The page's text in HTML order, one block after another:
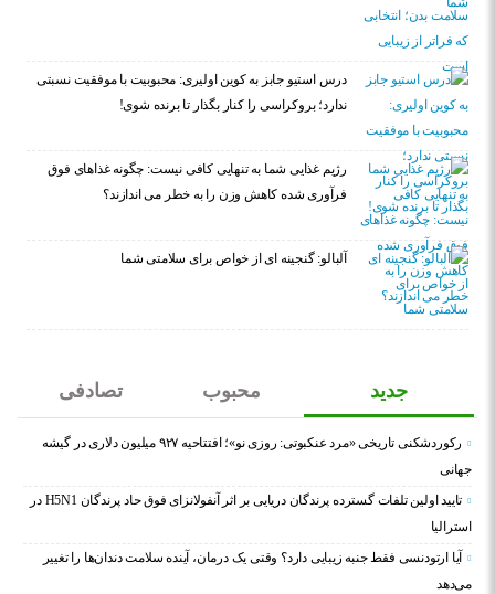
درس استیو جابز به کوین اولیری: محبوبیت با موفقیت نسبتی
ندارد؛ بروکراسی را کنار بگذار تا برنده شوی!
رژیم غذایی شما به تنهایی کافی نیست: چگونه غذاهای فوق
فرآوری شده کاهش وزن را به خطر می اندازند؟
آلبالو: گنجینه ای از خواص برای سلامتی شما
جدید محبوب تصادفی
رکوردشکنی تاریخی «مرد عنکبوتی: روزی نو»؛ افتتاحیه ۹۲۷ میلیون دلاری در گیشه
جهانی
تایید اولین تلفات گسترده پرندگان دریایی بر اثر آنفولانزای فوق حاد پرندگان H5N1 در
استرالیا
آیا ارتودنسی فقط جنبه زیبایی دارد؟ وقتی یک درمان، آینده سلامت دندان‌ها را تغییر
می‌دهد